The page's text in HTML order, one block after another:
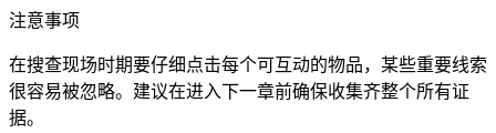
注意事项
在搜查现场时期要仔细点击每个可互动的物品，某些重要线索
很容易被忽略。建议在进入下一章前确保收集齐整个所有证
据。